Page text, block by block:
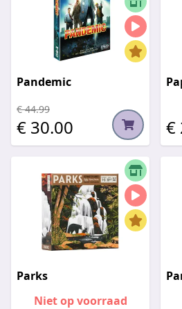
Pandemic
€ 44.99
€ 30.00 €
Parks
Niet op voorraad